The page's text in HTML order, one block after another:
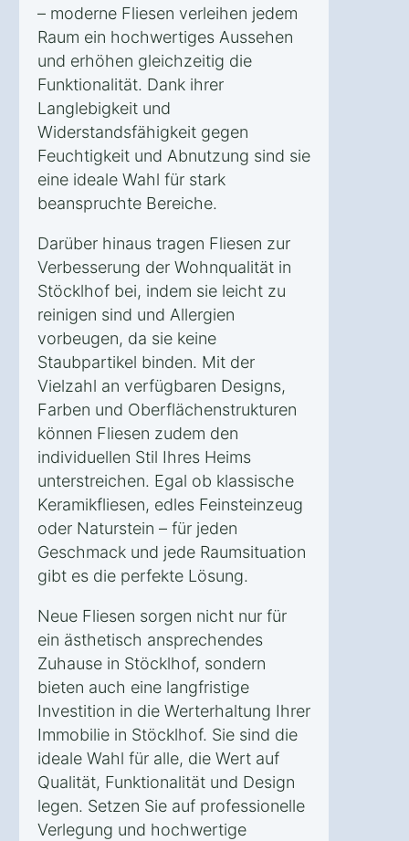
– moderne Fliesen verleihen jedem
Raum ein hochwertiges Aussehen
und erhöhen gleichzeitig die
Funktionalität. Dank ihrer
Langlebigkeit und
Widerstandsfähigkeit gegen
Feuchtigkeit und Abnutzung sind sie
eine ideale Wahl für stark
beanspruchte Bereiche.
Darüber hinaus tragen Fliesen zur
Verbesserung der Wohnqualität in
Stöcklhof bei, indem sie leicht zu
reinigen sind und Allergien
vorbeugen, da sie keine
Staubpartikel binden. Mit der
Vielzahl an verfügbaren Designs,
Farben und Oberflächenstrukturen
können Fliesen zudem den
individuellen Stil Ihres Heims
unterstreichen. Egal ob klassische
Keramikfliesen, edles Feinsteinzeug
oder Naturstein – für jeden
Geschmack und jede Raumsituation
gibt es die perfekte Lösung.
Neue Fliesen sorgen nicht nur für
ein ästhetisch ansprechendes
Zuhause in Stöcklhof, sondern
bieten auch eine langfristige
Investition in die Werterhaltung Ihrer
Immobilie in Stöcklhof. Sie sind die
ideale Wahl für alle, die Wert auf
Qualität, Funktionalität und Design
legen. Setzen Sie auf professionelle
Verlegung und hochwertige